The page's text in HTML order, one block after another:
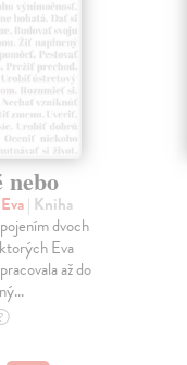
nebo
| Kniha
dvoch
Eva
až do